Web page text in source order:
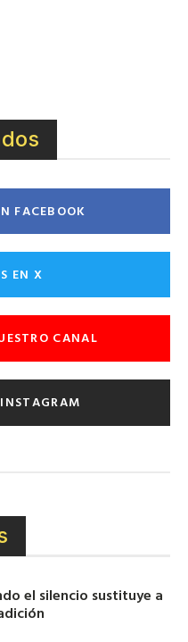
FACEBOOK
EN X
CANAL
el silencio sustituye a